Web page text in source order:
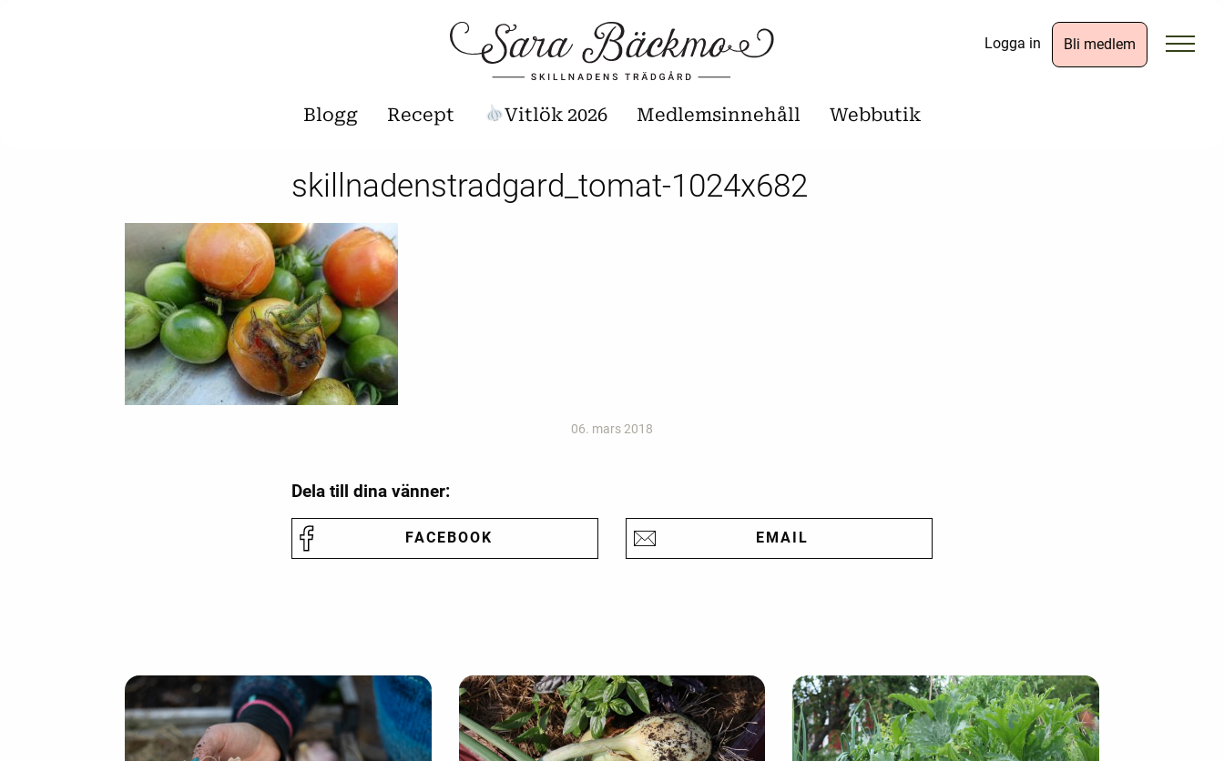
Logga in Bli medlem
Blogg Recept Vitlök 2026 Medlemsinnehåll Webbutik
skillnadenstradgard_tomat-1024x682
06. mars 2018
Dela till dina vänner:
FACEBOOK EMAIL